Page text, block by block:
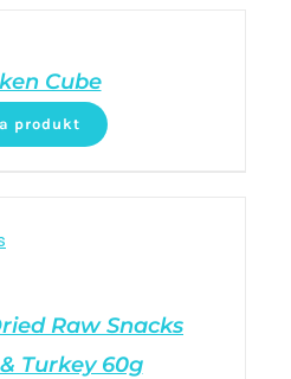
Cube
produkt
Raw Snacks
Turkey 60g